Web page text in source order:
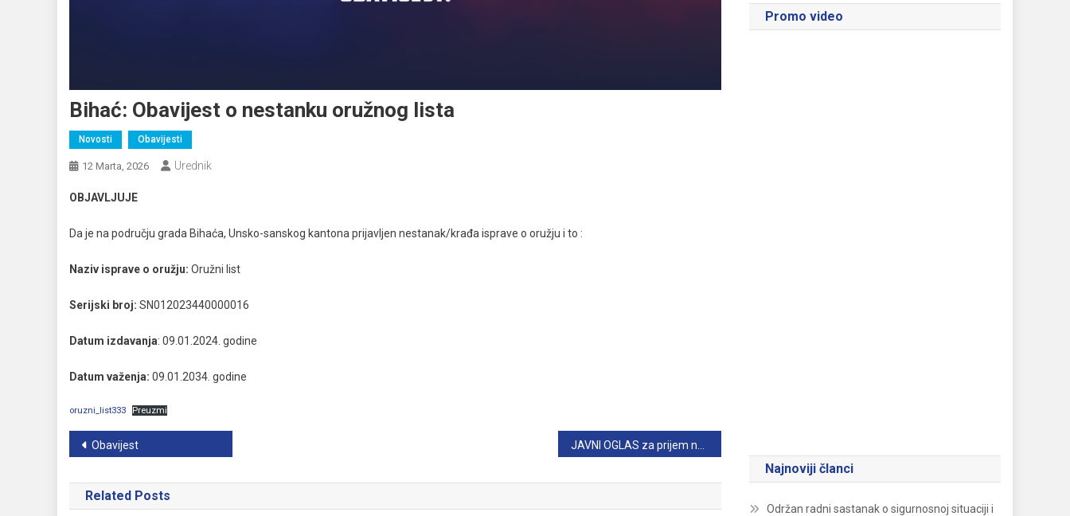
Bihać: Obavijest o nestanku oružnog lista
Novosti Obavijesti
12 Marta, 2026 Urednik
OBJAVLJUJE
Da je na području grada Bihaća, Unsko-sanskog kantona prijavljen nestanak/krađa isprave o oružju i to :
Naziv isprave o oružju: Oružni list
Serijski broj: SN012023440000016
Datum izdavanja: 09.01.2024. godine
Datum važenja: 09.01.2034. godine
oruzni_list333 Preuzmi
Navigacija
članaka
Obavijest
Related Posts
Promo video
Najnoviji članci
Održan radni sastanak o sigurnosnoj situaciji i